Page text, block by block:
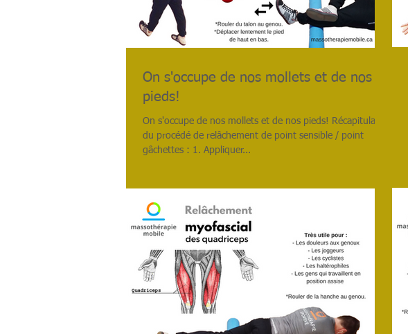
On s'occupe de nos mollets et de nos
pieds!
On s'occupe de nos mollets et de nos pieds! Récapitulatif
du procédé de relâchement de point sensible / point
gâchettes : 1. Appliquer...